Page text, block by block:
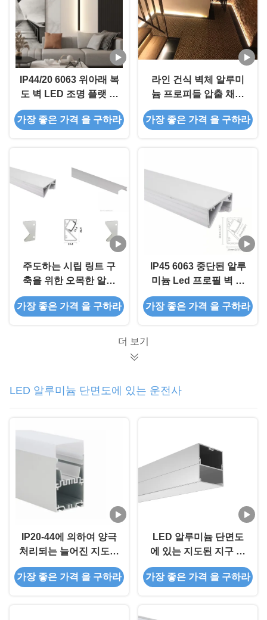
IP44/20 6063 위아래 복
도 벽 LED 조명 플랫 알
루미늄 프로파일 K79
가장 좋은 가격 을 구하라
라인 건식 벽체 알루미
늄 프로피들 압출 채널
을 둘러싸는 주도하는
Alu를 밝히는 알루미늄
가장 좋은 가격 을 구하라
주도하는 시립 링트 구
축을 위한 오목한 알루
미늄 주도하는 프로필
벽면 모서리 계단
가장 좋은 가격 을 구하라
IP45 6063 중단된 알루
미늄 Led 프로필 벽 코
너 계단 알루미늄 프로
필
가장 좋은 가격 을 구하라
더 보기
LED 알루미늄 단면도에 있는 운전사
IP20-44에 의하여 양극
처리되는 늘어진 지도된
가벼운 알루미늄 단면도
가장 좋은 가격 을 구하라
LED 알루미늄 단면도
에 있는 지도된 지구 알
루미늄 단면도
50*55mm 운전사는 알
가장 좋은 가격 을 구하라